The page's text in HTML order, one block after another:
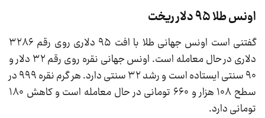
اونس طلا ۹۵ دلار ریخت
گفتنی است اونس جهانی طلا با افت ۹۵ دلاری روی رقم ۳۲۸۶
دلاری در حال معامله است. اونس جهانی نقره روی رقم ۳۲ دلار و
۹۰ سنتی ایستاده است و رشد ۳۲ سنتی دارد. هر گرم نقره ۹۹۹ در
سطح ۱۰۸ هزار و ۶۶۰ تومانی در حال معامله است و کاهش ۱۸۰
تومانی دارد.